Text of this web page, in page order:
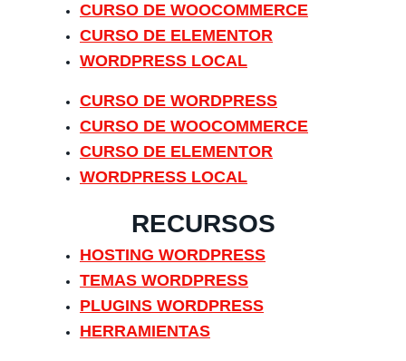
CURSO DE WOOCOMMERCE
CURSO DE ELEMENTOR
WORDPRESS LOCAL
CURSO DE WORDPRESS
CURSO DE WOOCOMMERCE
CURSO DE ELEMENTOR
WORDPRESS LOCAL
RECURSOS
HOSTING WORDPRESS
TEMAS WORDPRESS
PLUGINS WORDPRESS
HERRAMIENTAS